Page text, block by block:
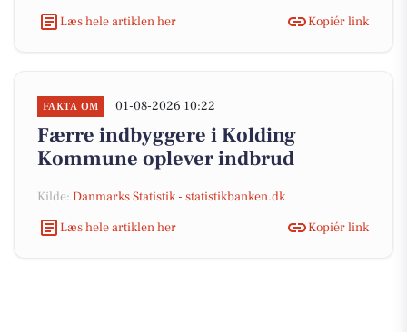
Læs hele artiklen her
Kopiér link
FAKTA OM 01-08-2026 10:22
Færre indbyggere i Kolding
Kommune oplever indbrud
Kilde: Danmarks Statistik - statistikbanken.dk
Læs hele artiklen her
Kopiér link